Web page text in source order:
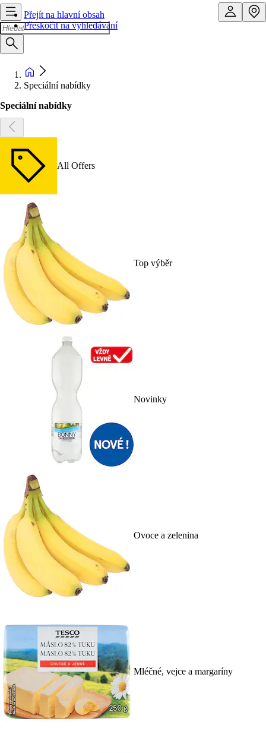
Přejít na hlavní obsah
Přeskočit na vyhledávání
Speciální nabídky
Speciální nabídky
All Offers
Top výběr
Novinky
Ovoce a zelenina
Mléčné, vejce a margaríny